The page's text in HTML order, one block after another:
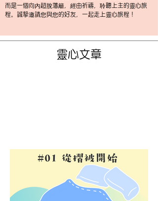
而是一個向內超脫藩籬，經由祈禱，聆聽上主的靈心旅
程。 誠摯邀請您與您的好友，一起走上靈心旅程！
靈心文章